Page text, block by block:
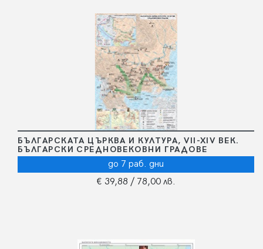
БЪЛГАРСКАТА ЦЪРКВА И КУЛТУРА, VII-XIV ВЕК.
БЪЛГАРСКИ СРЕДНОВЕКОВНИ ГРАДОВЕ
до 7 раб. дни
€ 39,88 / 78,00 лв.